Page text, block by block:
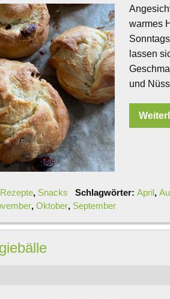
warmes
lassen
und
Rezepte, Snacks Schlagwörter: April,
,Oktober, September